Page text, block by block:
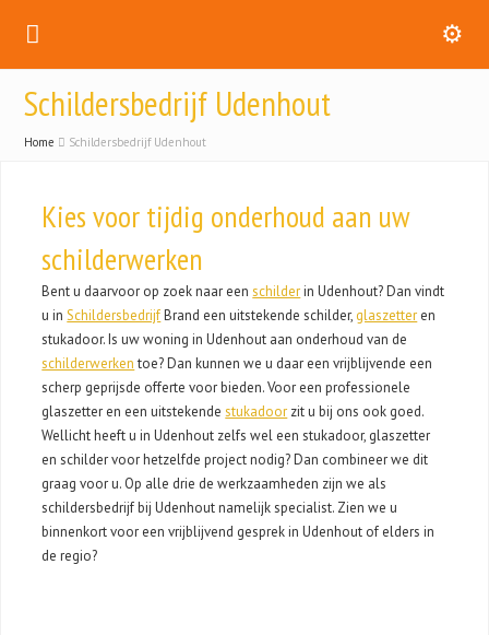
Schildersbedrijf Udenhout
Home Schildersbedrijf Udenhout
Kies voor tijdig onderhoud aan uw
schilderwerken
Bent u daarvoor op zoek naar eenschilderin Udenhout? Dan vindt
u inSchildersbedrijfBrand een uitstekende schilder, glaszetter en
stukadoor. Is uw woning in Udenhout aan onderhoud van de
schilderwerkentoe? Dan kunnen we u daar een vrijblijvende een
scherp geprijsde offerte voor bieden. Voor een professionele
glaszetter en een uitstekendestukadoor zit u bij ons ook goed.
Wellicht heeft u in Udenhout zelfs wel een stukadoor, glaszetter
en schilder voor hetzelfde project nodig? Dan combineer we dit
graag voor u. Op alle drie de werkzaamheden zijn we als
schildersbedrijf bij Udenhout namelijk specialist. Zien we u
binnenkort voor een vrijblijvend gesprek in Udenhout of elders in
de regio?